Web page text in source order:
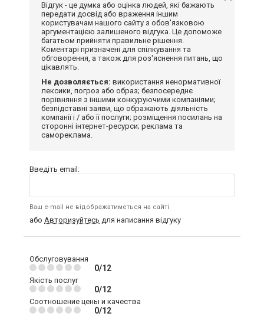
Відгук - це думка або оцінка людей, які бажають
передати досвід або враження іншим
користувачам нашого сайту з обов'язковою
аргументацією залишеного відгука. Це допоможе
багатьом прийняти правильне рішення.
Коментарі призначені для спілкування та
обговорення, а також для роз'яснення питань, що
цікавлять.
Не дозволяється: використання ненормативної
лексики, погроз або образ; безпосереднє
порівняння з іншими конкуруючими компаніями;
безпідставні заяви, що ображають діяльність
компанії і / або її послуги; розміщення посилань на
сторонні інтернет-ресурси; реклама та
самореклама.
Введіть email:
Ваш e-mail не відображатиметься на сайті
або Авторизуйтесь для написання відгуку
Обслуговування
0/12
Якість послуг
0/12
Соотношение цены и качества
0/12